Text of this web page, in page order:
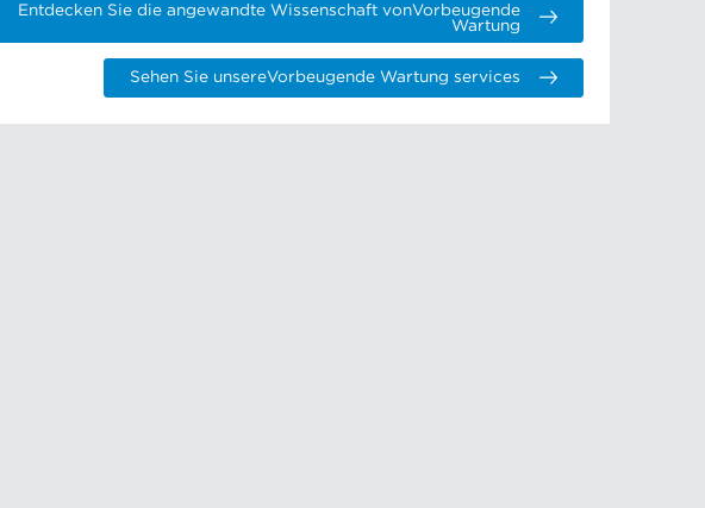
Entdecken Sie die angewandte Wissenschaft vonVorbeugende
Wartung
Sehen Sie unsereVorbeugende Wartung services